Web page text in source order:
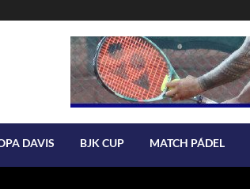
DAVIS BJK CUP MATCH PÁDEL